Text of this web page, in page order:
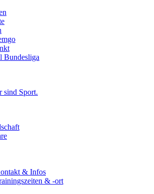
Bundesliga
& Infos
& -ort